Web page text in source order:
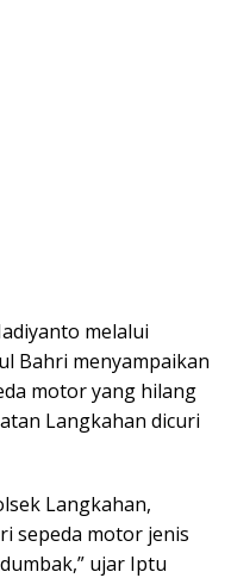
melalui
Bahri menyampaikan
motor yang hilang
Langkahan dicuri
Langkahan,
sepeda motor jenis
ujar Iptu